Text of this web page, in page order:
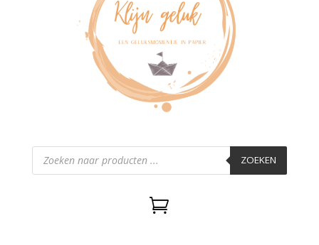
Producten
zoeken ZOEKEN
